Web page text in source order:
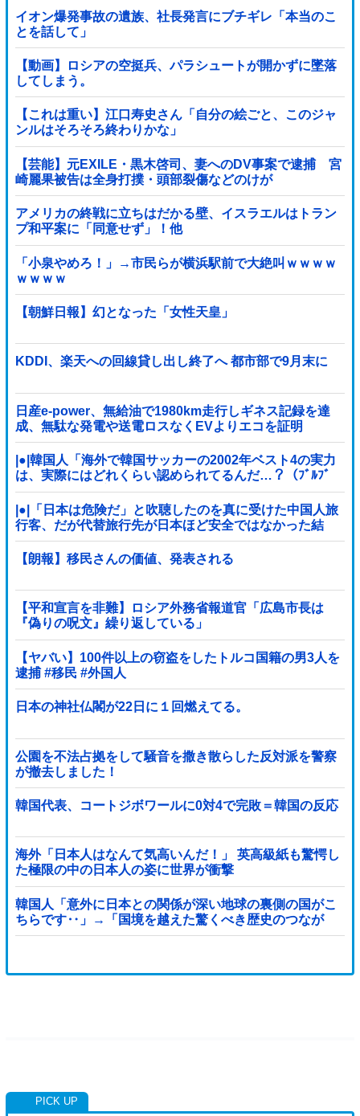
イオン爆発事故の遺族、社長発言にブチギレ「本当のこ
とを話して」
【動画】ロシアの空挺兵、パラシュートが開かずに墜落
してしまう。
【これは重い】江口寿史さん「自分の絵ごと、このジャ
ンルはそろそろ終わりかな」
【芸能】元EXILE・黒木啓司、妻へのDV事案で逮捕 宮
崎麗果被告は全身打撲・頭部裂傷などのけが
アメリカの終戦に立ちはだかる壁、イスラエルはトラン
プ和平案に「同意せず」！他
「小泉やめろ！」→市民らが横浜駅前で大絶叫ｗｗｗｗ
ｗｗｗｗ
【朝鮮日報】幻となった「女性天皇」
KDDI、楽天への回線貸し出し終了へ 都市部で9月末に
日産e-power、無給油で1980km走行しギネス記録を達
成、無駄な発電や送電ロスなくEVよりエコを証明
|●|韓国人「海外で韓国サッカーの2002年ベスト4の実力
は、実際にはどれくらい認められてるんだ…？（ﾌﾞﾙﾌﾞ
ﾙ」＝韓国の反応
|●|「日本は危険だ」と吹聴したのを真に受けた中国人旅
行客、だが代替旅行先が日本ほど安全ではなかった結
果……
【朗報】移民さんの価値、発表される
【平和宣言を非難】ロシア外務省報道官「広島市長は
『偽りの呪文』繰り返している」
【ヤバい】100件以上の窃盗をしたトルコ国籍の男3人を
逮捕 #移民 #外国人
日本の神社仏閣が22日に１回燃えてる。
公園を不法占拠をして騒音を撒き散らした反対派を警察
が撤去しました！
韓国代表、コートジボワールに0対4で完敗＝韓国の反応
海外「日本人はなんて気高いんだ！」 英高級紙も驚愕し
た極限の中の日本人の姿に世界が衝撃
韓国人「意外に日本との関係が深い地球の裏側の国がこ
ちらです‥」→「国境を越えた驚くべき歴史のつなが
り‥」